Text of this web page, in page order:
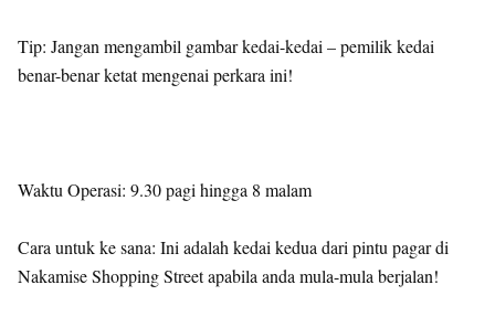
Tip: Jangan mengambil gambar kedai-kedai – pemilik kedai
benar-benar ketat mengenai perkara ini!
Waktu Operasi: 9.30 pagi hingga 8 malam
Cara untuk ke sana: Ini adalah kedai kedua dari pintu pagar di
Nakamise Shopping Street apabila anda mula-mula berjalan!